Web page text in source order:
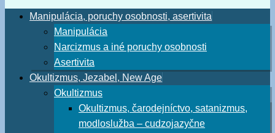
Skip
Manipulácia, poruchy osobnosti, asertivita
Manipulácia
Narcizmus a iné poruchy osobnosti
Asertivita
Okultizmus, Jezabel, New Age
Okultizmus
Okultizmus, čarodejníctvo, satanizmus,
modloslužba – cudzojazyčne